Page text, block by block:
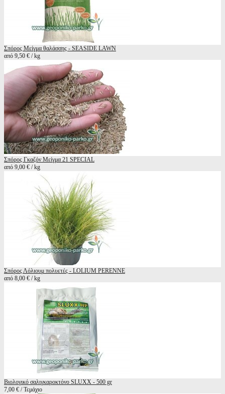
Σπόρος Μείγμα θαλάσσης - SEASIDE LAWN
από 9,50 € / kg
Σπόρος Γκαζόν Μείγμα 21 SPECIAL
από 9,00 € / kg
Σπόρος Λόλιουμ πολυετές - LOLIUM PERENNE
από 8,00 € / kg
Βιολογικό σαλιγκαροκτόνο SLUXX - 500 gr
7,00 € / Τεμάχιο